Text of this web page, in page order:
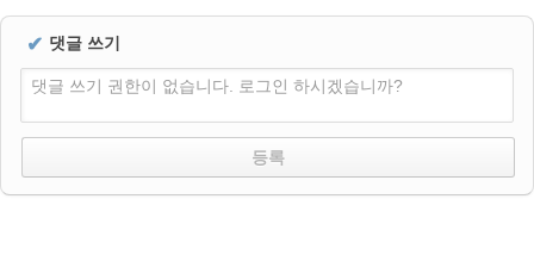
✔ 댓글 쓰기
댓글 쓰기 권한이 없습니다. 로그인 하시겠습니까?